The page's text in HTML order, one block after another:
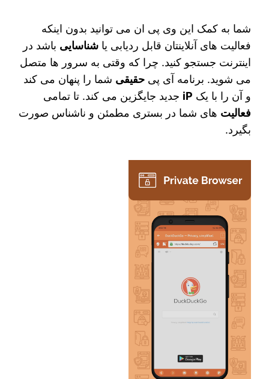
شما به کمک این وی پی ان می‌ توانید بدون اینکه
فعالیت‌ های آنلاینتان قابل ردیابی یاشناسایی باشد در
اینترنت جستجو کنید. چرا که وقتی به سرور ها متصل
می‌ شوید. برنامه آی‌ پیحقیقی شما را پنهان می‌ کند
و آن را با یک iP جدید جایگزین می‌ کند. تا تمامی
فعالیت های شما در بستری مطمئن و ناشناس صورت
بگیرد.